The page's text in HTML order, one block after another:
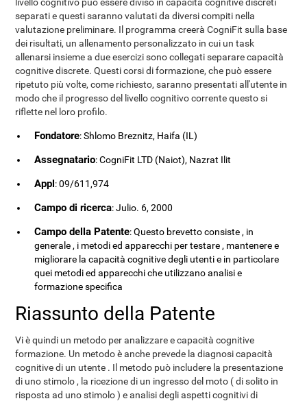
separati e questi saranno valutati da diversi compiti nella
valutazione preliminare. Il programma creerà CogniFit sulla base
dei risultati, un allenamento personalizzato in cui un task
allenarsi insieme a due esercizi sono collegati separare capacità
cognitive discrete. Questi corsi di formazione, che può essere
ripetuto più volte, come richiesto, saranno presentati all'utente in
modo che il progresso del livello cognitivo corrente questo si
riflette nel loro profilo.
Fondatore: Shlomo Breznitz, Haifa (IL)
Assegnatario: CogniFit LTD (Naiot), Nazrat Ilit
Appl: 09/611,974
Campo di ricerca: Julio. 6, 2000
Campo della Patente: Questo brevetto consiste , in
generale , i metodi ed apparecchi per testare , mantenere e
migliorare la capacità cognitive degli utenti e in particolare
quei metodi ed apparecchi che utilizzano analisi e
formazione specifica
Riassunto della Patente
Vi è quindi un metodo per analizzare e capacità cognitive
formazione. Un metodo è anche prevede la diagnosi capacità
cognitive di un utente . Il metodo può includere la presentazione
di uno stimolo , la ricezione di un ingresso del moto ( di solito in
risposta ad uno stimolo ) e analisi degli aspetti cognitivi di